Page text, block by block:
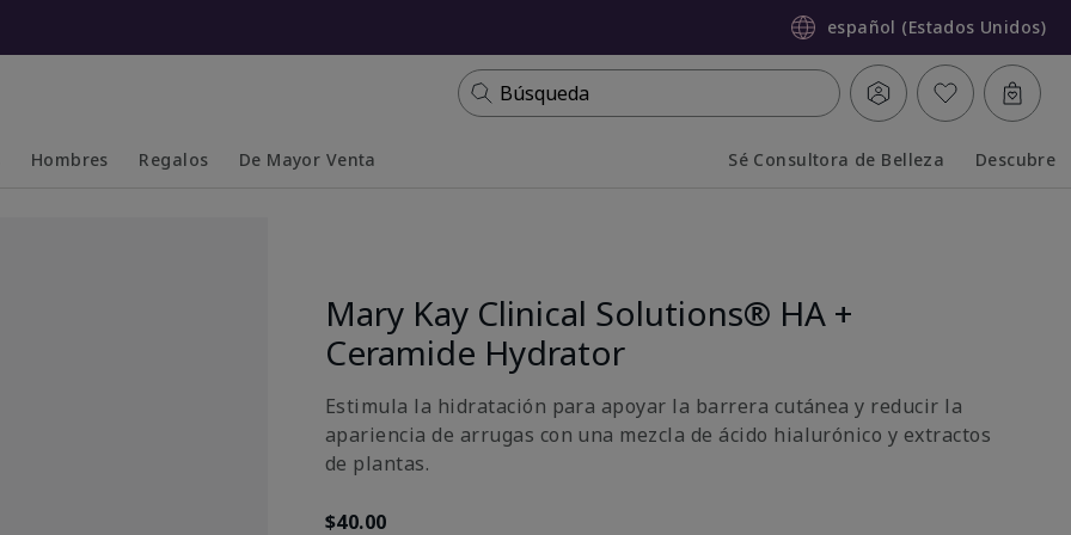
español (Estados Unidos)
Búsqueda
Hombres Regalos De Mayor Venta Sé Consultora de Belleza Descubre
Mary Kay Clinical Solutions® HA +
Ceramide Hydrator
Estimula la hidratación para apoyar la barrera cutánea y reducir la
apariencia de arrugas con una mezcla de ácido hialurónico y extractos
de plantas.
$40.00